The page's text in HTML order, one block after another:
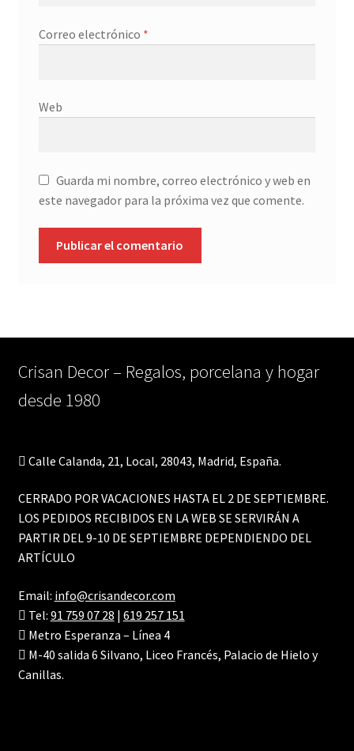
Correo electrónico *
Web
Guarda mi nombre, correo electrónico y web en
este navegador para la próxima vez que comente.
Crisan Decor – Regalos, porcelana y hogar
desde 1980
Calle Calanda, 21, Local, 28043, Madrid, España.
CERRADO POR VACACIONES HASTA EL 2 DE SEPTIEMBRE.
LOS PEDIDOS RECIBIDOS EN LA WEB SE SERVIRÁN A
PARTIR DEL 9-10 DE SEPTIEMBRE DEPENDIENDO DEL
ARTÍCULO
Email: info@crisandecor.com
Tel: 91 759 07 28 | 619 257 151
Metro Esperanza – Línea 4
M-40 salida 6 Silvano, Liceo Francés, Palacio de Hielo y
Canillas.